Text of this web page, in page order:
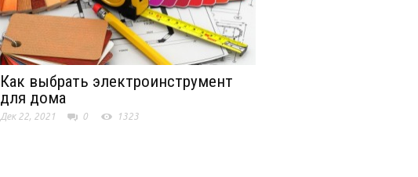
Как выбрать электроинструмент
для дома
Дек 22, 2021 0 1323